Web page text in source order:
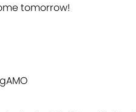
tomorrow!